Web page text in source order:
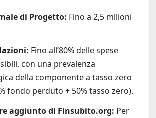
di Progetto: Fino a 2,5 milioni
Fino all’80% delle spese
con una prevalenza
della componente a tasso zero
fondo perduto + 50% tasso zero).
aggiunto di Finsubito.org: Per